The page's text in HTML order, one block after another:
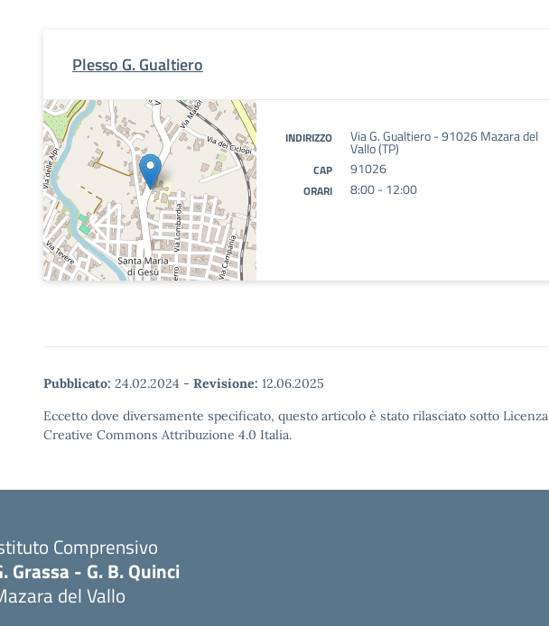
Plesso G. Gualtiero
INDIRIZZO Via G. Gualtiero - 91026 Mazara del
Vallo (TP)
CAP 91026
ORARI 8:00 - 12:00
Pubblicato: 24.02.2024 - Revisione: 12.06.2025
Eccetto dove diversamente specificato, questo articolo è stato rilasciato sotto Licenza
Creative Commons Attribuzione 4.0 Italia.
Comprensivo
Grassa - G. B. Quinci
del Vallo